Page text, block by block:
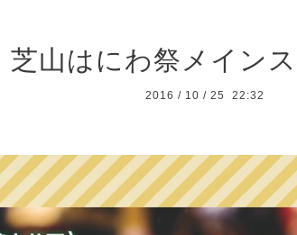
芝山はにわ祭メイン
2016 / 10 / 25 22:32